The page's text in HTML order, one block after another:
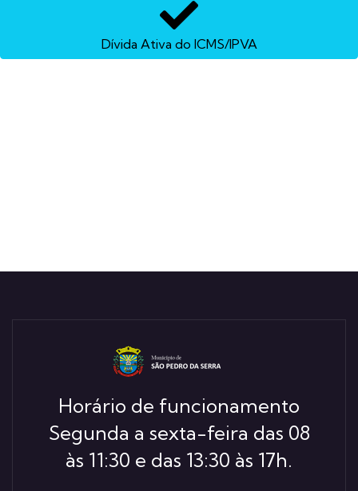
Dívida Ativa do ICMS/IPVA
Horário de funcionamento
Segunda a sexta-feira das 08
às 11:30 e das 13:30 às 17h.